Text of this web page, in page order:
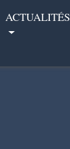
ACTUALITÉS